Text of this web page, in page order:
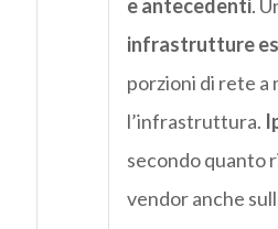
e antecedenti.
infrastrutture
porzioni di rete
l’infrastruttura.
secondo quanto
vendor anche